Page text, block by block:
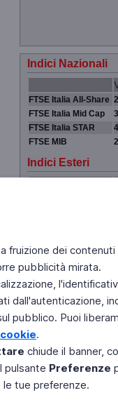
dei contenuti
pubblicità mirata.
dall'autenticazione,
pubblico. Puoi
.
chiude il banner,
pulsante Preferenze
tue preferenze.
Indici Nazionali
FTSE Italia All-Share
FTSE Italia Mid Cap
FTSE Italia STAR
FTSE MIB
Indici Esteri